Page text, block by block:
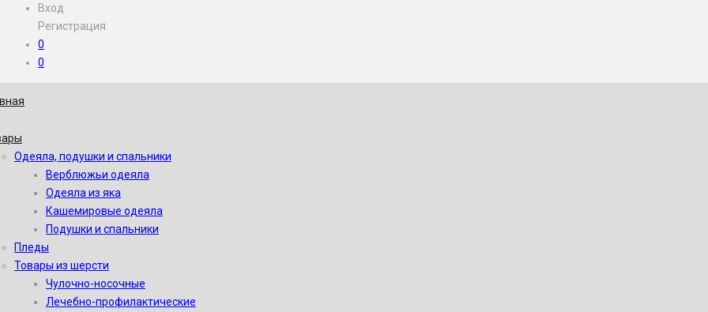
Вход
Регистрация
0
0
Одеяла, подушки и спальники
Верблюжьи одеяла
Одеяла из яка
Кашемировые одеяла
Подушки и спальники
Пледы
Товары из шерсти
Чулочно-носочные
Лечебно-профилактические